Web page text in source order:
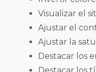
Visualizar el
Ajustar el
Ajustar la
Destacar los